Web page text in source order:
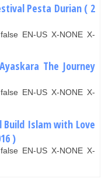
Pesta Durian ( 2
EN-US X-NONE X-
The Journey
EN-US X-NONE X-
Islam with Love
)
EN-US X-NONE X-